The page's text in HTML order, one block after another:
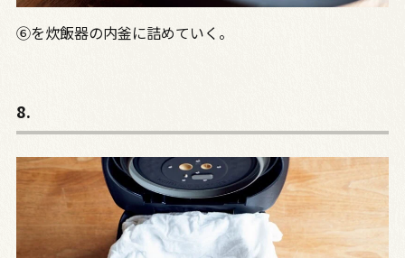
⑥を炊飯器の内釜に詰めていく。
8.